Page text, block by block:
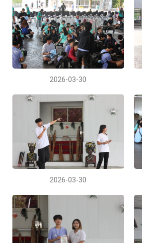
2026-03-30
2026-03-30